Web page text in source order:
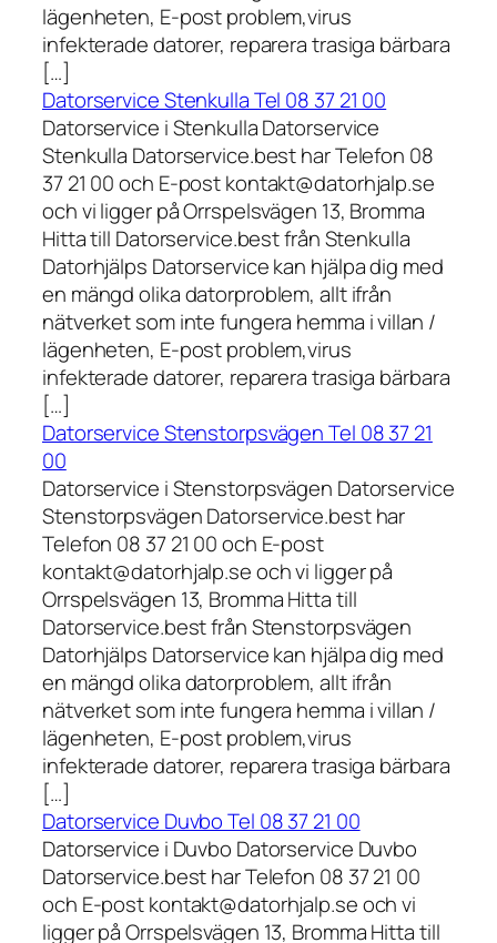
lägenheten, E-post problem,virus
infekterade datorer, reparera trasiga bärbara
[…]
Datorservice Stenkulla Tel 08 37 21 00
Datorservice i Stenkulla Datorservice
Stenkulla Datorservice.best har Telefon 08
37 21 00 och E-post kontakt@datorhjalp.se
och vi ligger på Orrspelsvägen 13, Bromma
Hitta till Datorservice.best från Stenkulla
Datorhjälps Datorservice kan hjälpa dig med
en mängd olika datorproblem, allt ifrån
nätverket som inte fungera hemma i villan /
lägenheten, E-post problem,virus
infekterade datorer, reparera trasiga bärbara
[…]
Datorservice Stenstorpsvägen Tel 08 37 21
00
Datorservice i Stenstorpsvägen Datorservice
Stenstorpsvägen Datorservice.best har
Telefon 08 37 21 00 och E-post
kontakt@datorhjalp.se och vi ligger på
Orrspelsvägen 13, Bromma Hitta till
Datorservice.best från Stenstorpsvägen
Datorhjälps Datorservice kan hjälpa dig med
en mängd olika datorproblem, allt ifrån
nätverket som inte fungera hemma i villan /
lägenheten, E-post problem,virus
infekterade datorer, reparera trasiga bärbara
[…]
Datorservice Duvbo Tel 08 37 21 00
Datorservice i Duvbo Datorservice Duvbo
Datorservice.best har Telefon 08 37 21 00
och E-post kontakt@datorhjalp.se och vi
ligger på Orrspelsvägen 13, Bromma Hitta till